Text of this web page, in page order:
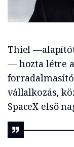
Thiel
— hozta létre
vállalkozás,
SpaceX első